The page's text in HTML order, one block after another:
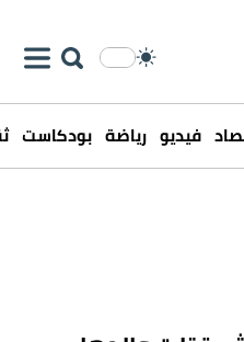
فيديو رياضة بودكاست